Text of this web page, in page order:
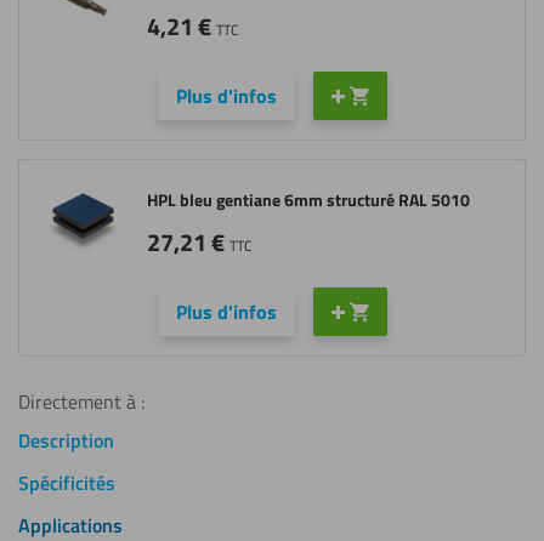
Plus d'infos
4,21€ TTC
Plus d'infos
HPL bleu gentiane 6mm structuré RAL 5010
27,21€ TTC
Directement à :
Description
Spécificités
Applications